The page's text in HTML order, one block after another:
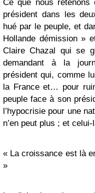
Ce que nous retenons
président dans les
hué par le peuple, et
Hollande démission »
Claire Chazal qui se
demandant à la
président qui, comme
la France et… pour
peuple face à son
l’hypocrisie pour une
n’en peut plus ; et
« La croissance est là
»